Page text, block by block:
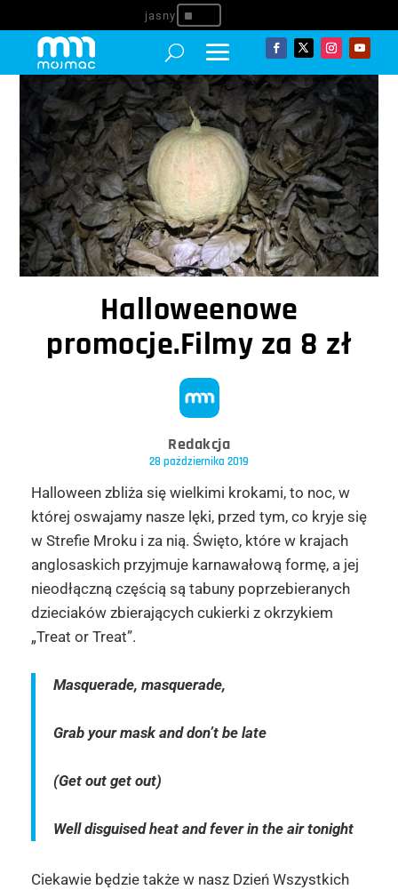
^
Halloweenowe
promocje.Filmy za 8 zł
Redakcja
28 października 2019
Halloween zbliża się wielkimi krokami, to noc, w
której oswajamy nasze lęki, przed tym, co kryje się
w Strefie Mroku i za nią. Święto, które w krajach
anglosaskich przyjmuje karnawałową formę, a jej
nieodłączną częścią są tabuny poprzebieranych
dzieciaków zbierających cukierki z okrzykiem
„Treat or Treat”.
Masquerade, masquerade,
Grab your mask and don’t be late
(Get out get out)
Well disguised heat and fever in the air tonight
Ciekawie będzie także w nasz Dzień Wszystkich